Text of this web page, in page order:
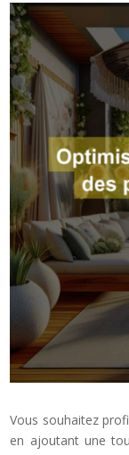
Vous souhaitez
en ajoutant une